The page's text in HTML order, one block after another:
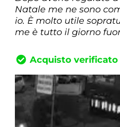
Natale me ne sono
io. È molto utile
me è tutto il giorno
Acquisto verificato